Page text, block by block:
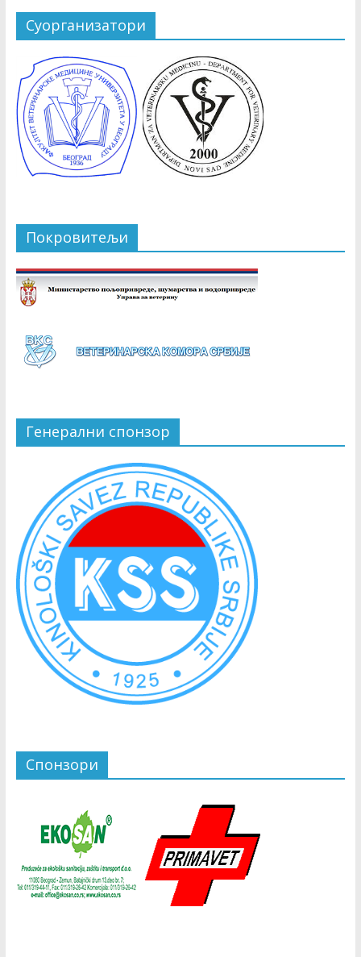
Суорганизатори
Покровитељи
Генерални спонзор
Спонзори